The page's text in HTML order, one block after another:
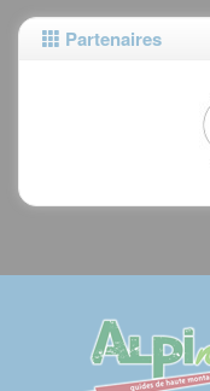
Partenaires